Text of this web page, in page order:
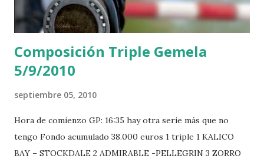
Composición Triple Gemela
5/9/2010
septiembre 05, 2010
Hora de comienzo GP: 16:35 hay otra serie más que no
tengo Fondo acumulado 38.000 euros 1 triple 1 KALICO
BAY – STOCKDALE 2 ADMIRABLE -PELLEGRIN 3 ZORRO